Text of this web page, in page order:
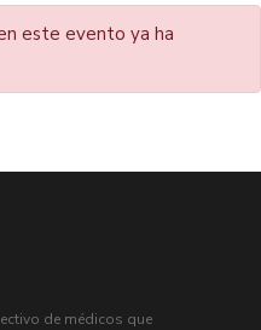
este evento ya ha
de médicos que